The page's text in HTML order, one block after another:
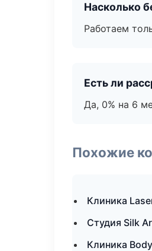
Насколько
Работаем
Есть ли
Да, 0% на 6
Похожие
Клиника
Студия Silk
Клиника